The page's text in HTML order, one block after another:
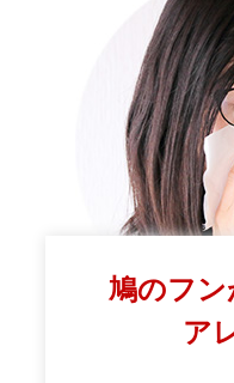
鳩のフ
ア